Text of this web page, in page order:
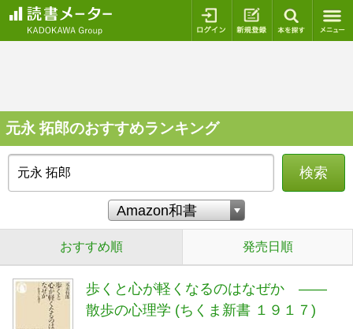
ログイン 新規登録
元永 拓郎のおすすめランキング
検索
おすすめ順 発売日順
歩くと心が軽くなるのはなぜか ――
散歩の心理学 (ちくま新書 １９１７)